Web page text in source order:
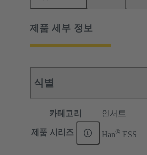
제품 세부 정보
식별
카테고리 인서트
제품 시리즈 Han® ESS